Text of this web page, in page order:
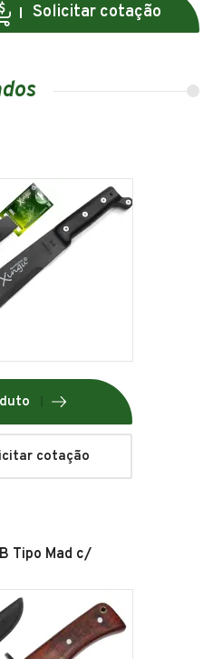
Solicitar cotação
cotação
Tipo Mad c/